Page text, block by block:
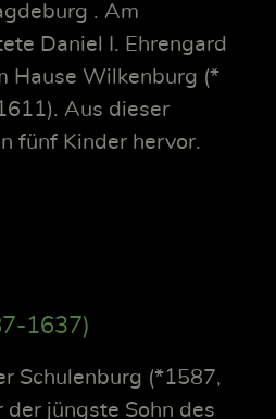
. Am
Daniel I. Ehrengard
Hause Wilkenburg (*
Aus dieser
fünf Kinder hervor.
1637)
Schulenburg (*1587,
jüngste Sohn des